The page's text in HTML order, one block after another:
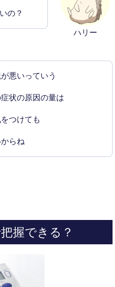
ハリー
の？
悪いっていう
状の原因の量は
つけても
らね
握できる？